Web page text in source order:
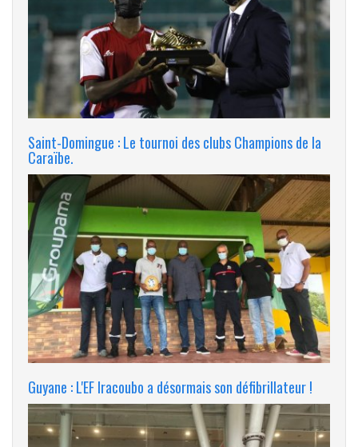
Saint-Domingue : Le tournoi des clubs Champions de la
Caraïbe.
Guyane : L'EF Iracoubo a désormais son défibrillateur !